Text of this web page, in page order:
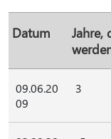
Datum
Jahre,
09.06.20
09
3